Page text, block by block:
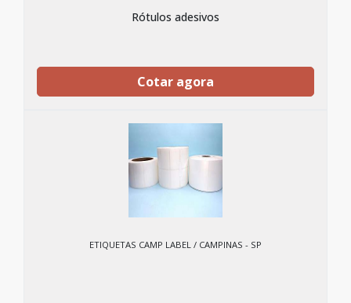
Rótulos adesivos
Cotar agora
ETIQUETAS CAMP LABEL / CAMPINAS - SP